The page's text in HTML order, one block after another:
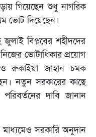
গিয়েছেন শুধু নাগরিক
ভোট দিয়েছেন।
জুলাই বিপ্লবের শহীদদের
ভোটাধিকার প্রয়োগ
ও রুকাইয়া জাহান চমক
নতুন সরকারের কাছে
দাবি জানান
সরকারি অনুদান